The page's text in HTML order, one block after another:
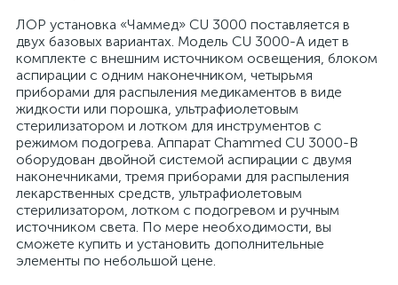
ЛОР установка «Чаммед» CU 3000 поставляется в
двух базовых вариантах. Модель CU 3000-А идет в
комплекте с внешним источником освещения, блоком
аспирации с одним наконечником, четырьмя
приборами для распыления медикаментов в виде
жидкости или порошка, ультрафиолетовым
стерилизатором и лотком для инструментов с
режимом подогрева. Аппарат Chammed CU 3000-В
оборудован двойной системой аспирации с двумя
наконечниками, тремя приборами для распыления
лекарственных средств, ультрафиолетовым
стерилизатором, лотком с подогревом и ручным
источником света. По мере необходимости, вы
сможете купить и установить дополнительные
элементы по небольшой цене.